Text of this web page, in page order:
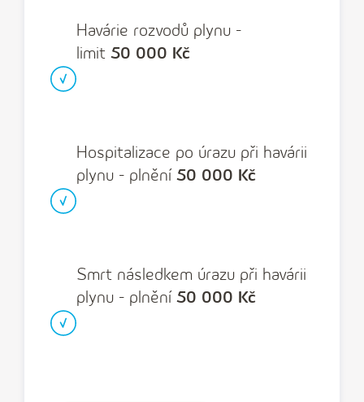
Havárie rozvodů plynu -
limit 50 000 Kč
Hospitalizace po úrazu při havárii
plynu - plnění 50 000 Kč
Smrt následkem úrazu při havárii
plynu - plnění 50 000 Kč